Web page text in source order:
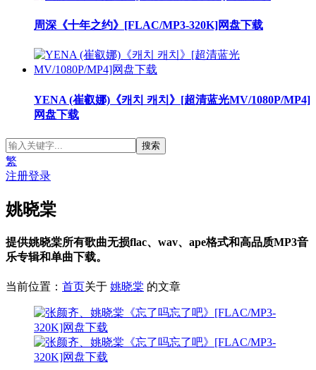
周深《十年之约》[FLAC/MP3-320K]网盘下载
YENA (崔叡娜)《캐치 캐치》[超清蓝光MV/1080P/MP4]
网盘下载
繁
注册登录
姚晓棠
提供姚晓棠所有歌曲无损flac、wav、ape格式和高品质MP3音
乐专辑和单曲下载。
当前位置： 首页关于 姚晓棠 的文章